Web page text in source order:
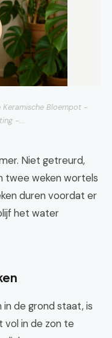
Bloempot -
-...
Niet getreurd,
twee weken wortels
duren voordat er
het water
in de grond staat, is
vol in de zon te